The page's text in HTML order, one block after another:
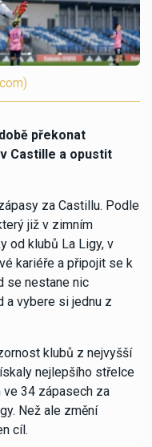
překonat
Castille a opustit
za Castillu. Podle
již v zimním
od klubů La Ligy, v
kariéře a připojit se k
se nestane nic
a vybere si jednu z
klubů z nejvyšší
nejlepšího střelce
ve 34 zápasech za
Než ale změní
cíl.